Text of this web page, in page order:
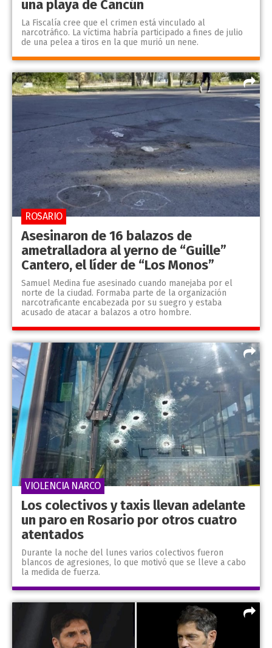
una playa de Cancún
La Fiscalía cree que el crimen está vinculado al
narcotráfico. La víctima habría participado a fines de julio
de una pelea a tiros en la que murió un nene.
Asesinaron de 16 balazos de
ametralladora al yerno de “Guille”
Cantero, el líder de “Los Monos”
Samuel Medina fue asesinado cuando manejaba por el
norte de la ciudad. Formaba parte de la organización
narcotraficante encabezada por su suegro y estaba
acusado de atacar a balazos a otro hombre.
ROSARIO
Los colectivos y taxis llevan adelante
un paro en Rosario por otros cuatro
atentados
Durante la noche del lunes varios colectivos fueron
blancos de agresiones, lo que motivó que se lleve a cabo
la medida de fuerza.
VIOLENCIA NARCO